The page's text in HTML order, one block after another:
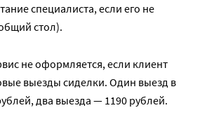
специалиста, если его не
стол).
не оформляется, если клиент
выезды сиделки. Один выезд в
два выезда — 1190 рублей.